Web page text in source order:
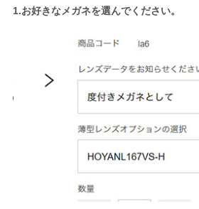
1.お好きなメガネを選んでください。